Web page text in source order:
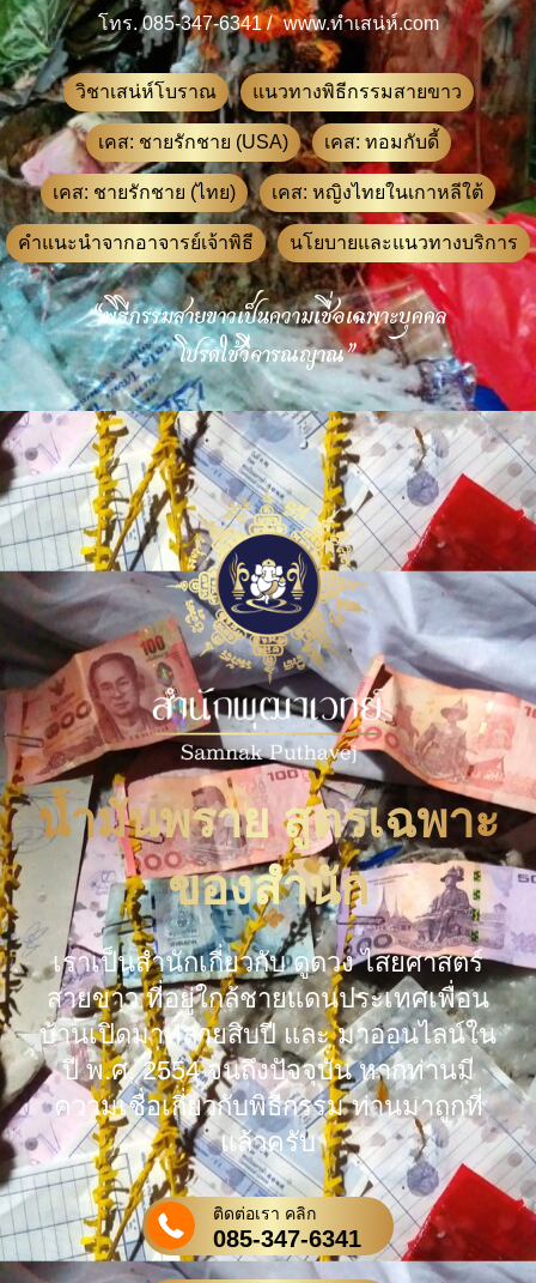
โทร. 085-347-6341 / www.ทําเสน่ห์.com
วิชาเสน่ห์โบราณ แนวทางพิธีกรรมสายขาว
เคส: ชายรักชาย (USA) เคส: ทอมกับดี้
เคส: ชายรักชาย (ไทย) เคส: หญิงไทยในเกาหลีใต้
คำแนะนำจากอาจารย์เจ้าพิธี นโยบายและแนวทางบริการ
“พิธีกรรมสายขาวเป็นความเชื่อเฉพาะบุคคล
โปรดใช้วิจารณญาณ”
น้ำมันพราย สูตรเฉพาะ
ของสำนัก
เราเป็นสำนักเกี่ยวกับ ดูดวง ไสยศาสตร์
สายขาว ที่อยู่ใกล้ชายแดนประเทศเพื่อน
บ้านเปิดมาหลายสิบปี และ มาออนไลน์ใน
ปี พ.ศ. 2554 จนถึงปัจจุบัน หากท่านมี
ความเชื่อเกี่ยวกับพิธีกรรม ท่านมาถูกที่
แล้วครับ
ติดต่อเรา คลิก
085-347-6341